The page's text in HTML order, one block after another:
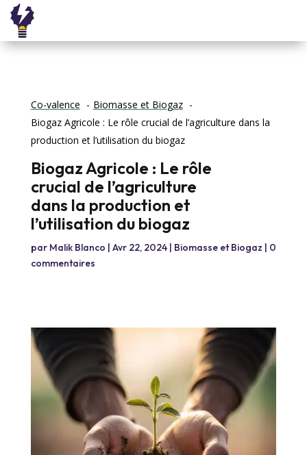
Co-valence
Biomasse et Biogaz
Biogaz Agricole : Le rôle crucial de l’agriculture dans la
production et l’utilisation du biogaz
Biogaz Agricole : Le rôle
crucial de l’agriculture
dans la production et
l’utilisation du biogaz
par Malik Blanco | Avr 22, 2024| Biomasse et Biogaz | 0
commentaires